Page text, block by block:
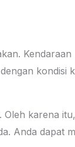
kondisi
karena
Anda dapat